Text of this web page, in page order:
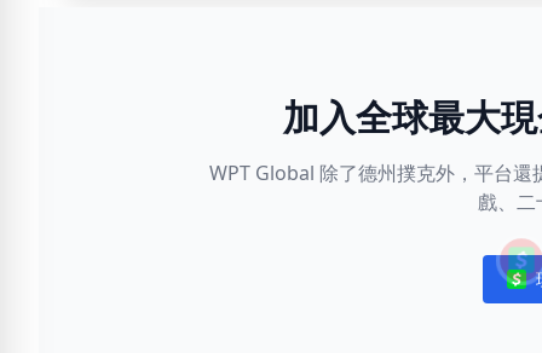
加入全球最大
WPT Global 除了德州撲克外，平台
戲、二